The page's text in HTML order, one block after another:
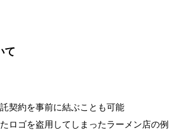
て
契約を事前に結ぶことも可能
ロゴを盗用してしまったラーメン店の例